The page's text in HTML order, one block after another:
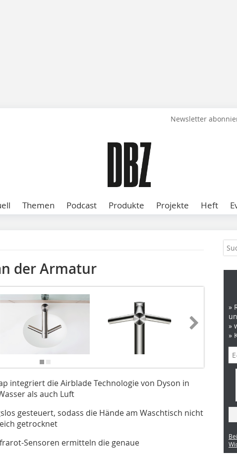
Newsletter
Themen Podcast Produkte Projekte Heft
der Armatur
integriert die Airblade Technologie von Dyson in
als auch Luft
gesteuert, sodass die Hände am Waschtisch nicht
getrocknet
Sensoren ermitteln die genaue
»
»
»